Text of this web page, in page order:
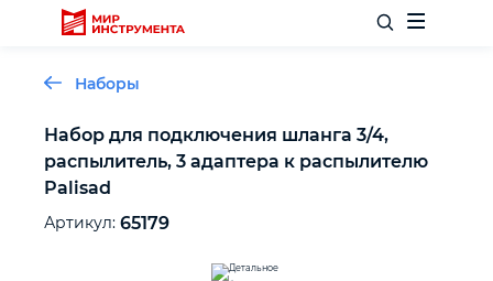
Отделочный инструмент
Слесарный инструмент
Наборы
Набор для подключения шланга 3/4,
распылитель, 3 адаптера к распылителю
Palisad
Артикул: 65179